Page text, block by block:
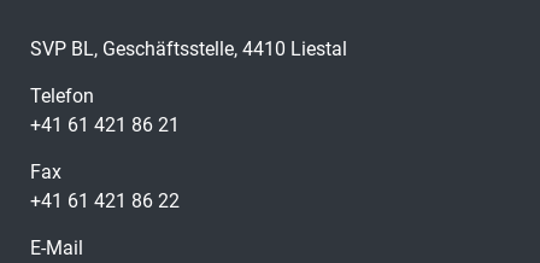
SVP BL, Geschäftsstelle, 4410 Liestal
Telefon
+41 61 421 86 21
Fax
+41 61 421 86 22
E-Mail